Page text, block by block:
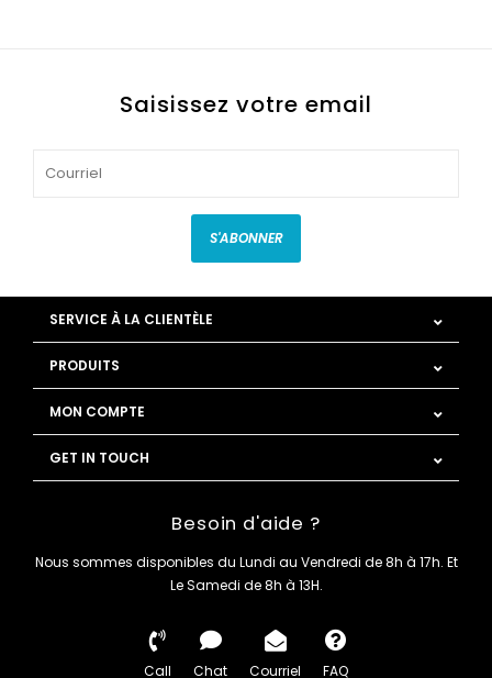
Saisissez votre email
S'ABONNER
SERVICE À LA CLIENTÈLE
PRODUITS
MON COMPTE
GET IN TOUCH
Besoin d'aide ?
Nous sommes disponibles du Lundi au Vendredi de 8h à 17h. Et
Le Samedi de 8h à 13H.
Call Chat Courriel FAQ